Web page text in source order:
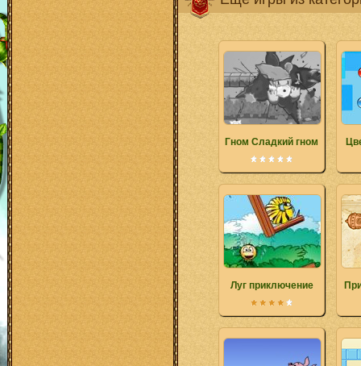
Гном Сладкий гном
Луг приключение